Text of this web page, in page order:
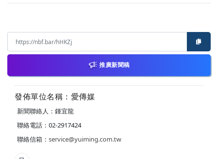
推廣新聞稿
發佈單位名稱：愛傳媒
新聞聯絡人：鍾宜龍
聯絡電話：02-2917424
聯絡信箱： service@yuiming.com.tw